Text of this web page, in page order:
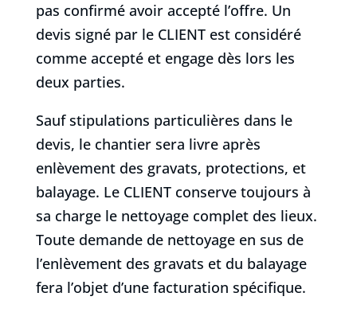
pas confirmé avoir accepté l’offre. Un
devis signé par le CLIENT est considéré
comme accepté et engage dès lors les
deux parties.
Sauf stipulations particulières dans le
devis, le chantier sera livre après
enlèvement des gravats, protections, et
balayage. Le CLIENT conserve toujours à
sa charge le nettoyage complet des lieux.
Toute demande de nettoyage en sus de
l’enlèvement des gravats et du balayage
fera l’objet d’une facturation spécifique.